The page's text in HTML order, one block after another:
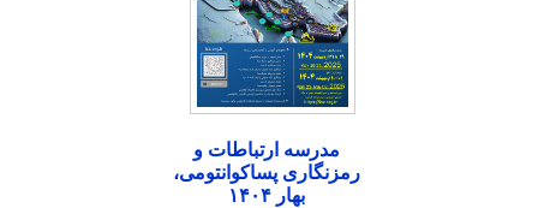
مدرسه ارتباطات و
رمزنگاری پساکوانتومی،
بهار ۱۴۰۴